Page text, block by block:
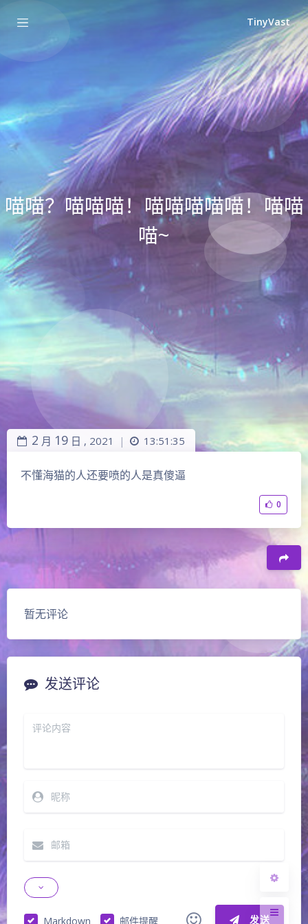
TinyVast
喵喵？喵喵喵！喵喵喵喵喵！喵喵
喵~
夜间模式
深阴影
关闭 日落 暗化 灰度
2 月 19 日 , 2021 | 13:51:35
不懂海猫的人还要喷的人是真傻逼
0
暂无评论
发送评论
Markdown 邮件提醒 发送